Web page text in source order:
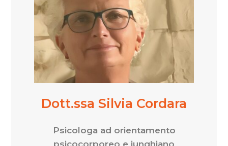
Dott.ssa Silvia Cordara
Psicologa ad orientamento
psicocorporeo e junghiano